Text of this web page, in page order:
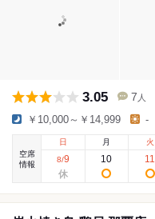
3.05 7 人
￥10,000～￥14,999 -
空席
情報
日
8/9
月
10
火
11